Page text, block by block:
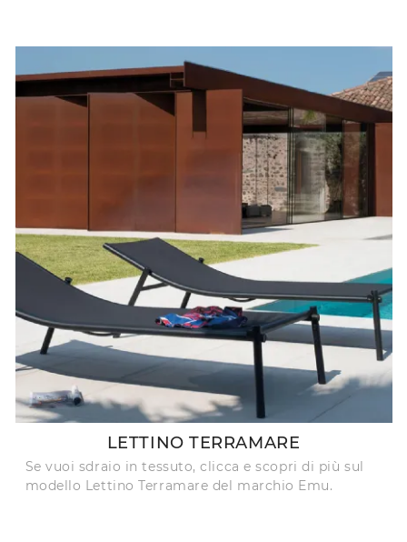
LETTINO TERRAMARE
Se vuoi sdraio in tessuto, clicca e scopri di più sul
modello Lettino Terramare del marchio Emu.